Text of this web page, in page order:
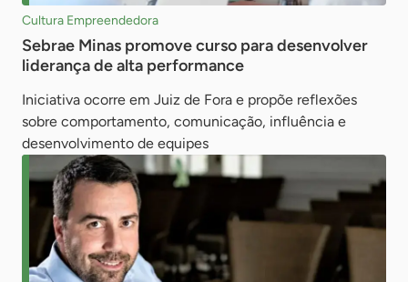
Cultura Empreendedora
Sebrae Minas promove curso para desenvolver
liderança de alta performance
Iniciativa ocorre em Juiz de Fora e propõe reflexões
sobre comportamento, comunicação, influência e
desenvolvimento de equipes